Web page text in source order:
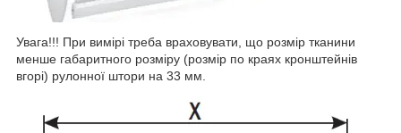
Увага!!! При вимірі треба враховувати, що розмір тканини
менше габаритного розміру (розмір по краях кронштейнів
вгорі) рулонної штори на 33 мм.